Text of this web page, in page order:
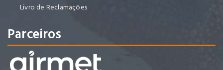
Livro de Reclamações
Parceiros